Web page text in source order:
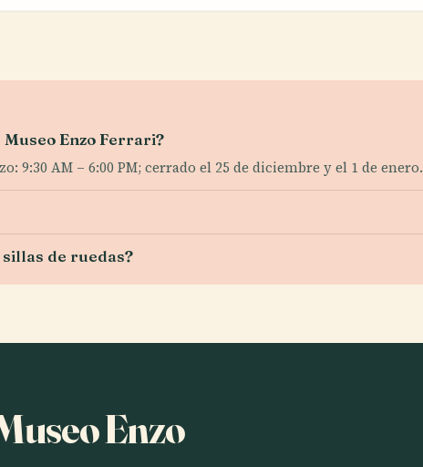
Enzo Ferrari?
9:30 AM – 6:00 PM; cerrado el 25 de diciembre y el 1 de enero.
de ruedas?
Enzo